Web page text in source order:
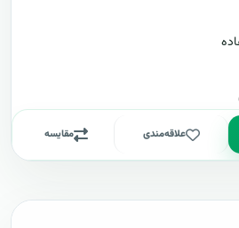
علاقه‌مندی مقایسه